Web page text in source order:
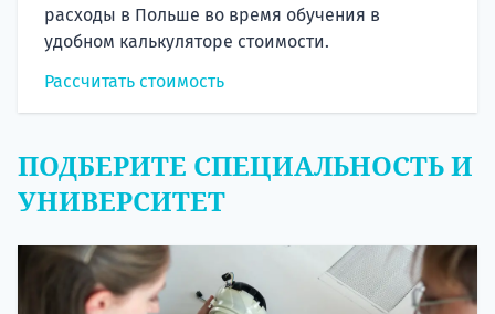
расходы в Польше во время обучения в
удобном калькуляторе стоимости.
Рассчитать стоимость
ПОДБЕРИТЕ СПЕЦИАЛЬНОСТЬ И
УНИВЕРСИТЕТ